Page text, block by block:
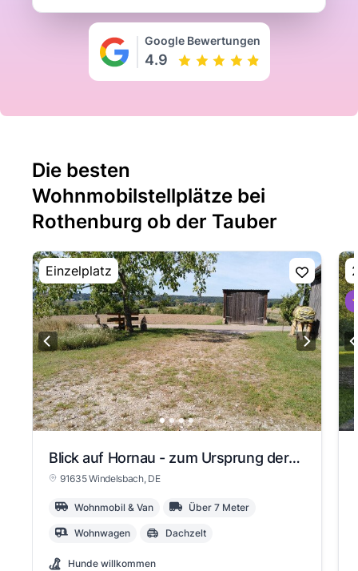
Google Bewertungen
4.9
Die besten
Wohnmobilstellplätze bei
Rothenburg ob der Tauber
Einzelplatz
Blick auf Hornau - zum Ursprung der Altmühl
91635 Windelsbach, DE
Wohnmobil & Van Über 7 Meter
Wohnwagen Dachzelt
Hunde willkommen